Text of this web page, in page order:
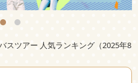
スツアー 人気ランキング（2025年8